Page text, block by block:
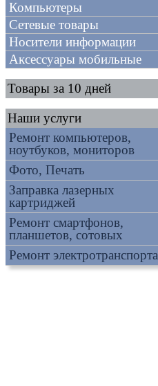
Компьютеры
Сетевые товары
Носители информации
Аксессуары мобильные
Товары за 10 дней
Наши услуги
Ремонт компьютеров,
ноутбуков, мониторов
Фото, Печать
Заправка лазерных
картриджей
Ремонт смартфонов,
планшетов, сотовых
Ремонт электротранспорта